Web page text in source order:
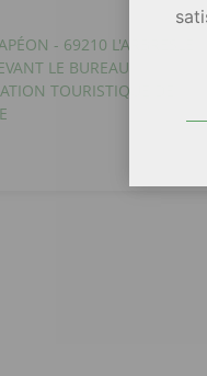
- 69210 L'ARBRESLE
LE BUREAU
TOURISTIQUE DE